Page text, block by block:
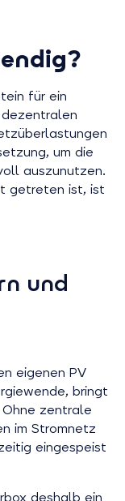
für ein
um die
auszunutzen.
getreten ist, ist
und
eigenen PV
bringt
zentrale
im Stromnetz
eingespeist
deshalb ein